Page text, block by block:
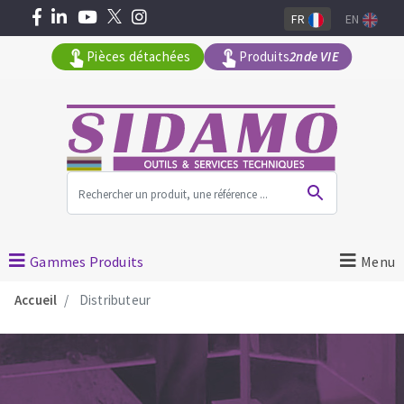
Carotteuses
Coupe carreaux manuels
Pièces détachées Produits2nde VIE
FR EN
Gammes Produits Menu
Accueil Distributeur